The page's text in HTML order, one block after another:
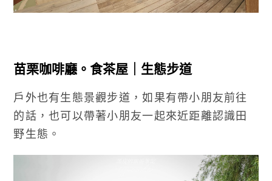
苗栗咖啡廳。食茶屋｜生態步道
戶外也有生態景觀步道，如果有帶小朋友前往
的話，也可以帶著小朋友一起來近距離認識田
野生態。